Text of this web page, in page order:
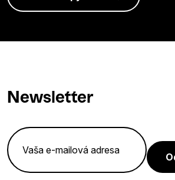
Newsletter